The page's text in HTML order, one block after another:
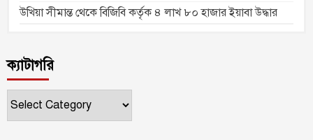
উখিয়া সীমান্ত থেকে বিজিবি কর্তৃক ৪ লাখ ৮০ হাজার ইয়াবা উদ্ধার
ক্যাটাগরি
ক্যাটাগরি